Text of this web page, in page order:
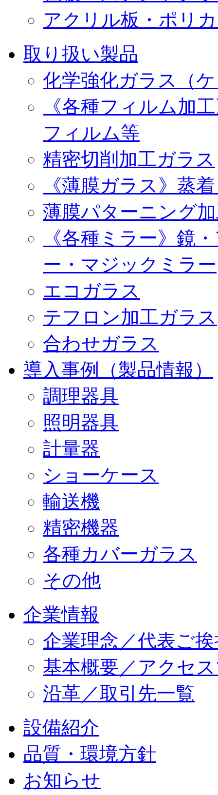
アクリル板・ポリ
取り扱い製品
化学強化ガラス（
《各種フィルム加
フィルム等
精密切削加工ガラス
《薄膜ガラス》蒸
薄膜パターニング
《各種ミラー》鏡
ー・マジックミラー
エコガラス
テフロン加工ガラス
合わせガラス
導入事例（製品情報）
調理器具
照明器具
計量器
ショーケース
輸送機
精密機器
各種カバーガラス
その他
企業情報
企業理念／代表ご
基本概要／アクセ
沿革／取引先一覧
設備紹介
品質・環境方針
お知らせ